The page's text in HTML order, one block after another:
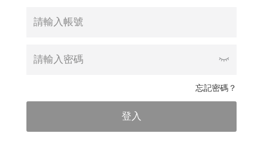
忘記密碼？
登入